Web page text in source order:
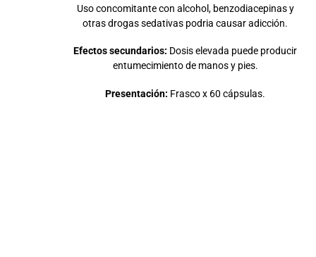
Uso concomitante con alcohol, benzodiacepinas y
otras drogas sedativas podria causar adicción.
Efectos secundarios: Dosis elevada puede producir
entumecimiento de manos y pies.
Presentación: Frasco x 60 cápsulas.